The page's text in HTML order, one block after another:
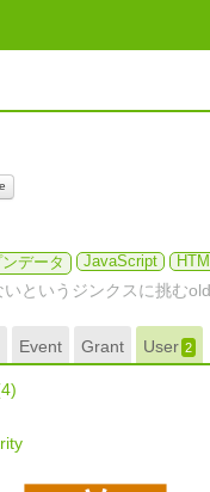
データ JavaScript
というジンクスに挑む
Event Grant User2